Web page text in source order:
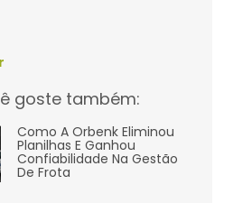
goste também:
Como A Orbenk Eliminou
Planilhas E Ganhou
Confiabilidade Na Gestão
De Frota